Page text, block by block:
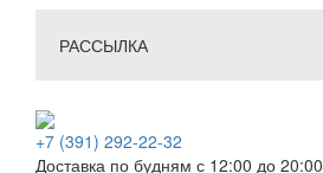
РАССЫЛКА
+7 (391) 292-22-32
Доставка по будням с 12:00 до 20:00